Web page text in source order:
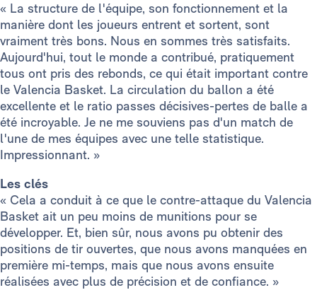
« La structure de l'équipe, son fonctionnement et la
manière dont les joueurs entrent et sortent, sont
vraiment très bons. Nous en sommes très satisfaits.
Aujourd'hui, tout le monde a contribué, pratiquement
tous ont pris des rebonds, ce qui était important contre
le Valencia Basket. La circulation du ballon a été
excellente et le ratio passes décisives-pertes de balle a
été incroyable. Je ne me souviens pas d'un match de
l'une de mes équipes avec une telle statistique.
Impressionnant. »
Les clés
« Cela a conduit à ce que le contre-attaque du Valencia
Basket ait un peu moins de munitions pour se
développer. Et, bien sûr, nous avons pu obtenir des
positions de tir ouvertes, que nous avons manquées en
première mi-temps, mais que nous avons ensuite
réalisées avec plus de précision et de confiance. »